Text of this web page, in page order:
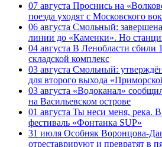
07 августа Проснись на
поезда уходят с Московского
06 августа Смольный:
линии до «Каменки». Но
04 августа В Ленобласти
складской комплекс
03 августа Смольный:
для второго выхода
03 августа «Водоканал»
на Васильевском острове
01 августа Ты неси меня, река.
фестиваль «Фонтанка SUP»
31 июля Особняк Воронцова-
отреставрируют и превратят в